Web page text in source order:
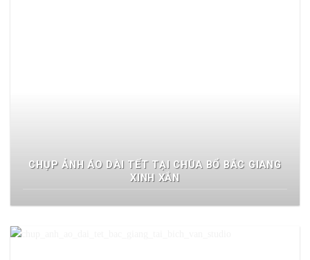
CHỤP ẢNH ÁO DÀI TẾT TẠI CHÙA BỔ BẮC GIANG
XINH XẮN